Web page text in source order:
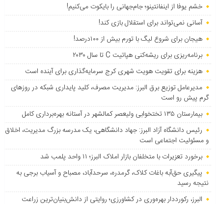
خشم یوفا از اینفانتینو؛ جام‌جهانی را بایکوت می‌کنیم!
آسانی نمی‌تواند برای استقلال بازی کند!
هیجان برای شروع لیگ با تورم بیش از ۱۰۰درصد!
برنامه‌ریزی برای ریشه‌کنی هپاتیت C تا سال ۲۰۳۰
هزینه برای تقویت هویت شهری کرج سرمایه‌گذاری برای آینده است
مدیرعامل توزیع برق البرز: مدیریت مصرف، کلید پایداری شبکه در روزهای
گرم پیش رو است
بیمارستان ۱۳۵ تختخوابی ولیعصر کمالشهر در آستانه بهره‌برداری کامل
رئیس دانشگاه آزاد البرز: جهاد دانشگاهی، یک مدرسه بزرگ مدیریت، اخلاق
و مسئولیت اجتماعی است
برخورد تعزیرات با متخلفان بازار املاک البرز؛ ۱۱ واحد پلمب شد
پیگیری حق‌آبه باغات کلاک، گرمدره، سرحدآباد، مصباح و آسیاب برجی به
نتیجه رسید
البرز، رکورددار بهره‌وری در کشاورزی؛ روایتی از دانش‌بنیان‌ترین زراعت